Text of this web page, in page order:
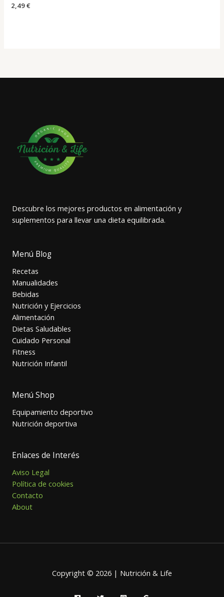
2,49€
Descubre los mejores productos en alimentación y
suplementos para llevar una dieta equilibrada.
Menú Blog
Recetas
Manualidades
Bebidas
Nutrición y Ejercicios
Alimentación
Dietas Saludables
Cuidado Personal
Fitness
Nutrición Infantil
Menú Shop
Equipamiento deportivo
Nutrición deportiva
Enlaces de Interés
Aviso Legal
Política de cookies
Contacto
About
Copyright © 2026 | Nutrición & Life